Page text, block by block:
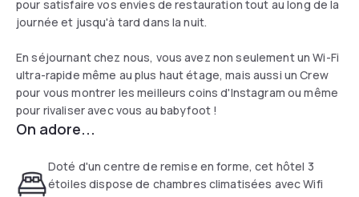
pour satisfaire vos envies de restauration tout au long de la
journée et jusqu'à tard dans la nuit.
En séjournant chez nous, vous avez non seulement un Wi-Fi
ultra-rapide même au plus haut étage, mais aussi un Crew
pour vous montrer les meilleurs coins d'Instagram ou même
pour rivaliser avec vous au babyfoot !
On adore...
Doté d'un centre de remise en forme, cet hôtel 3
étoiles dispose de chambres climatisées avec Wifi